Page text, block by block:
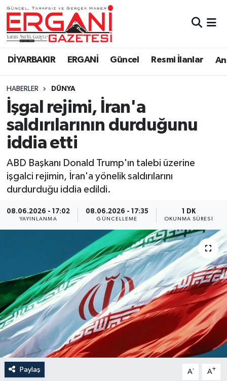
DİYARBAKIR ERGANİ Güncel Resmi İlanlar
HABERLER DÜNYA
İşgal rejimi, İran'a
saldırılarının durduğunu
iddia etti
ABD Başkanı Donald Trump'ın talebi üzerine
işgalci rejimin, İran'a yönelik saldırılarını
durdurduğu iddia edildi.
08.06.2026 - 17:02
YAYINLANMA
08.06.2026 - 17:35
GÜNCELLEME
1 DK
OKUNMA SÜRESI
Paylaş A- A+
DİYARBAKIR
BİSMİL
BAĞLAR
ERGANİ
Güncel
Eği̇ti̇m
Resmi İlanlar
Sağlık
Si̇yaset
Spor
Anali̇z
Bi̇li̇m & Teknoloji̇
Dünya
Eği̇ti̇m
Ergani Nöbetçi Eczaneler
Ergani Hava Durumu
Ergani Trafik Yoğunluk Haritası
Süper Lig Puan Durumu ve Fikstür
Tüm Manşetler
Son Dakika Haberleri
Haber Arşivi